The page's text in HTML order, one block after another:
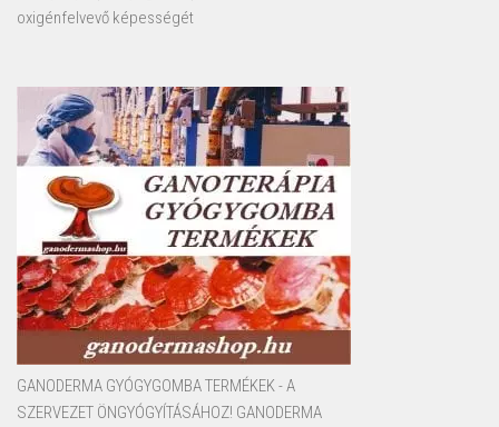
oxigénfelvevő képességét
GANODERMA GYÓGYGOMBA TERMÉKEK - A
SZERVEZET ÖNGYÓGYÍTÁSÁHOZ! GANODERMA